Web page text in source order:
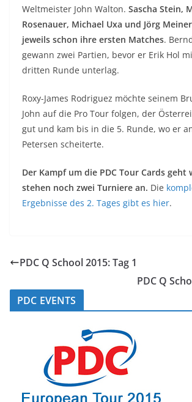
Weltmeister John Walton. Sascha Stein,
Rosenauer, Michael Uxa und Jörg
jeweils schon ihre ersten Matches.
gewann zwei Partien, bevor er Erik Hol
dritten Runde unterlag.
Roxy-James Rodriguez möchte seinem
John auf die Pro Tour folgen, der
gut und kam bis in die 5. Runde, wo er
Petersen scheiterte.
Der Kampf um die PDC Tour Cards geht
stehen noch zwei Turniere an. Die
Ergebnisse des 2. Tages gibt es hier.
PDC Q School 2015: Tag 1
PDC Q
PDC EVENTS